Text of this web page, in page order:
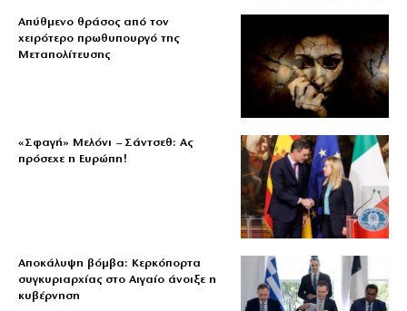
Απύθμενο θράσος από τον
χειρότερο πρωθυπουργό της
Μεταπολίτευσης
«Σφαγή» Μελόνι – Σάντσεθ: Ας
πρόσεχε η Ευρώπη!
Αποκάλυψη βόμβα: Κερκόπορτα
συγκυριαρχίας στο Αιγαίο άνοιξε η
κυβέρνηση